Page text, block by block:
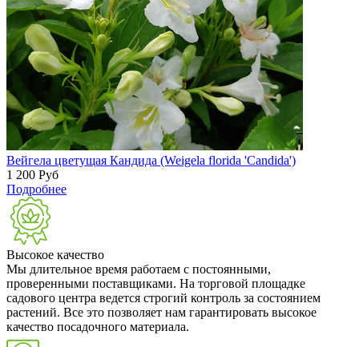
Вейгела цветущая Кандида (Weigela florida 'Candida')
1 200 Руб
Подробнее
Высокое качество
Мы длительное время работаем с постоянными,
проверенными поставщиками. На торговой площадке
садового центра ведется строгий контроль за состоянием
растений. Все это позволяет нам гарантировать высокое
качество посадочного материала.